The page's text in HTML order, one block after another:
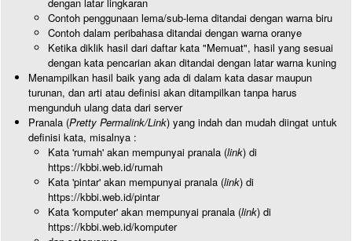
Contoh penggunaan lema/sub-lema ditandai dengan warna biru
Contoh dalam peribahasa ditandai dengan warna oranye
Ketika diklik hasil dari daftar kata "Memuat", hasil yang sesuai
dengan kata pencarian akan ditandai dengan latar warna kuning
Menampilkan hasil baik yang ada di dalam kata dasar maupun
turunan, dan arti atau definisi akan ditampilkan tanpa harus
mengunduh ulang data dari server
Pranala (Pretty Permalink/Link) yang indah dan mudah diingat untuk
definisi kata, misalnya :
Kata 'rumah' akan mempunyai pranala (link) di
https://kbbi.web.id/rumah
Kata 'pintar' akan mempunyai pranala (link) di
https://kbbi.web.id/pintar
Kata 'komputer' akan mempunyai pranala (link) di
https://kbbi.web.id/komputer